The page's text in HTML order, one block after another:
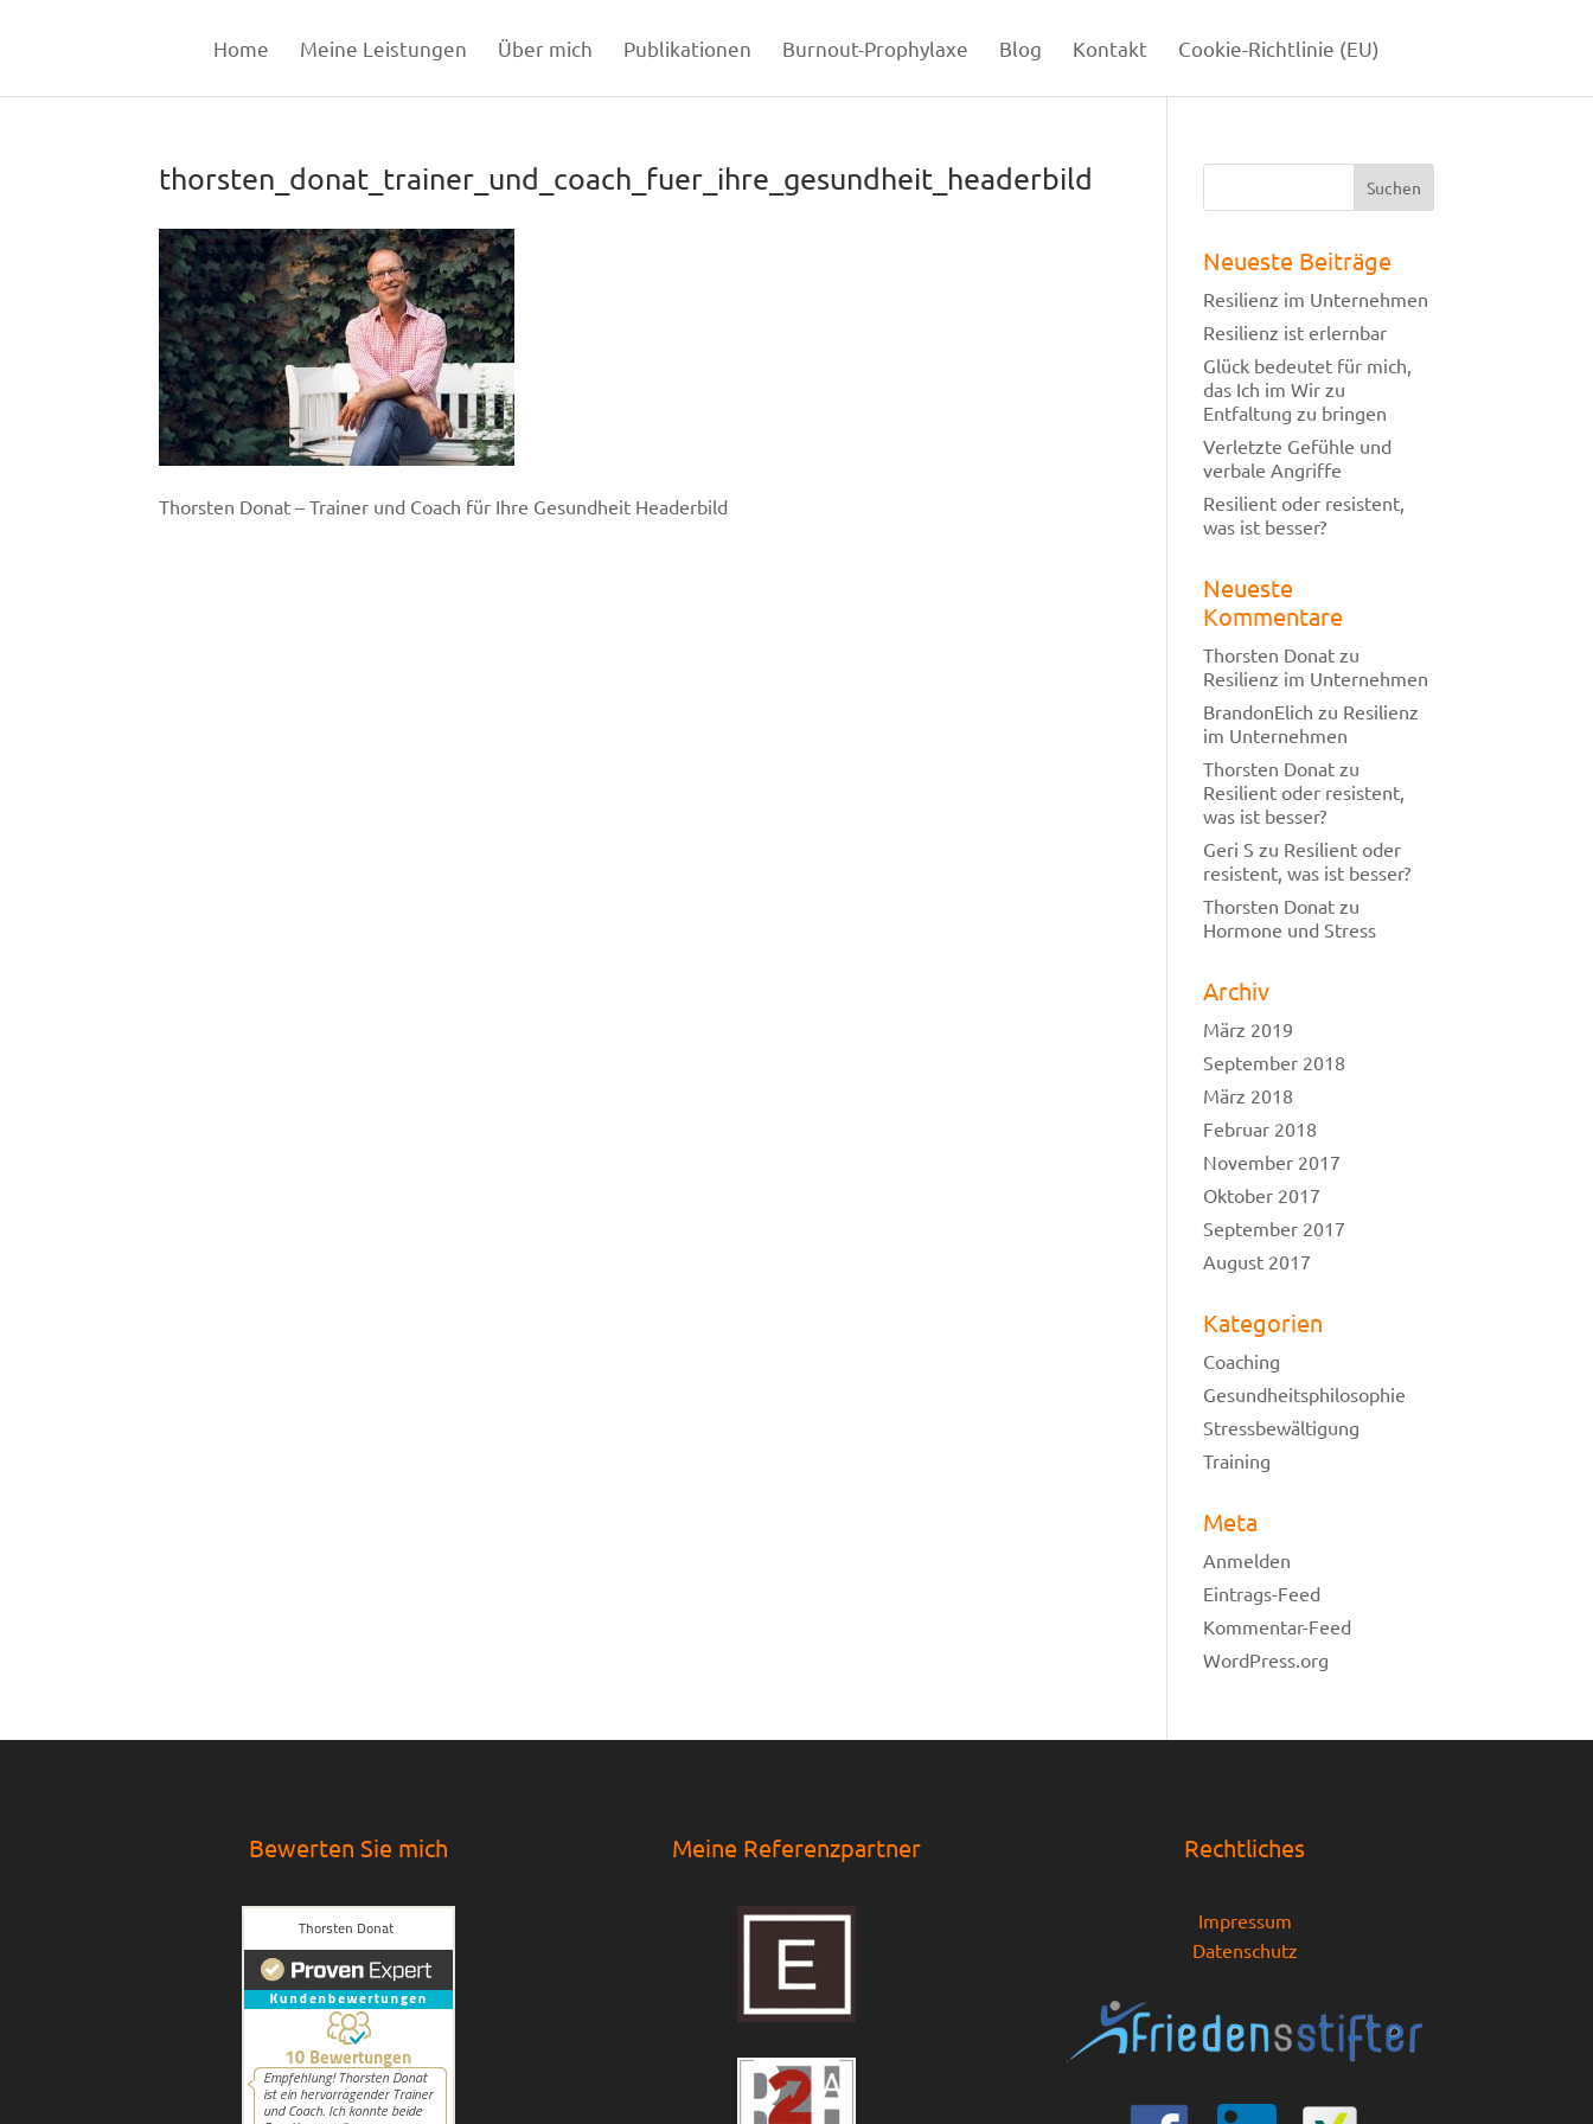
Home Meine Leistungen Über mich Publikationen Burnout-Prophylaxe Blog Kontakt Cookie-Richtlinie (EU)
thorsten_donat_trainer_und_coach_fuer_ihre_gesundheit_headerbild
Thorsten Donat – Trainer und Coach für Ihre Gesundheit Headerbild
Neueste Beiträge
Resilienz im Unternehmen
Resilienz ist erlernbar
Glück bedeutet für mich,
das Ich im Wir zu
Entfaltung zu bringen
Verletzte Gefühle und
verbale Angriffe
Resilient oder resistent,
was ist besser?
Neueste
Kommentare
Thorsten Donat zu
Resilienz im Unternehmen
BrandonElich zu Resilienz
im Unternehmen
Thorsten Donat zu
Resilient oder resistent,
was ist besser?
Geri S zu Resilient oder
resistent, was ist besser?
Thorsten Donat zu
Hormone und Stress
Archiv
März 2019
September 2018
März 2018
Februar 2018
November 2017
Oktober 2017
September 2017
August 2017
Kategorien
Coaching
Gesundheitsphilosophie
Stressbewältigung
Training
Meta
Anmelden
Eintrags-Feed
Kommentar-Feed
WordPress.org
Bewerten Sie mich Meine Referenzpartner Rechtliches
Impressum
Datenschutz